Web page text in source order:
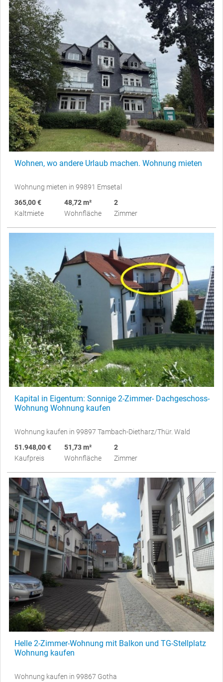
Wohnen, wo andere Urlaub machen. Wohnung mieten
Wohnung mieten in 99891 Emsetal
365,00 €
Kaltmiete
48,72 m²
Wohnfläche
2
Zimmer
Kapital in Eigentum: Sonnige 2-Zimmer- Dachgeschoss-
Wohnung Wohnung kaufen
Wohnung kaufen in 99897 Tambach-Dietharz/Thür. Wald
51.948,00 €
Kaufpreis
51,73 m²
Wohnfläche
2
Zimmer
Helle 2-Zimmer-Wohnung mit Balkon und TG-Stellplatz
Wohnung kaufen
Wohnung kaufen in 99867 Gotha